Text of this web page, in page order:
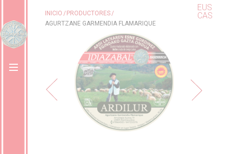
EUS
CAS
INICIO
PRODUCTORES
AGURTZANE GARMENDIA FLAMARIQUE